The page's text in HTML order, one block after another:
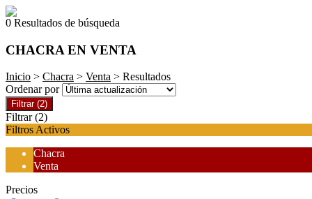
0 Resultados de búsqueda
CHACRA EN VENTA
Inicio > Chacra > Venta > Resultados
Ordenar por
Filtrar (2)
Filtrar (2)
Filtros Activos
Chacra
Venta
Precios